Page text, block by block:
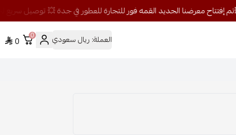
العملة: ريال سعودي 0
0